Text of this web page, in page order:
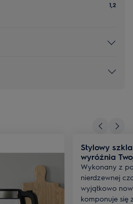
1,2
Stylowy
wyróżnia
Wykonany z
nierdzewnej
wyjątkowo
komponuje się